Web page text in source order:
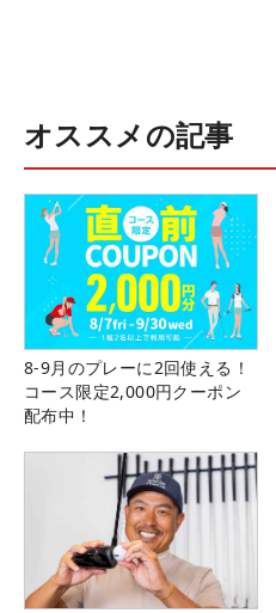
オススメの記事
8-9月のプレーに2回使える！
コース限定2,000円クーポン
配布中！